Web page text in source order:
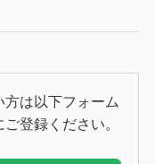
方は以下フォーム
登録ください。